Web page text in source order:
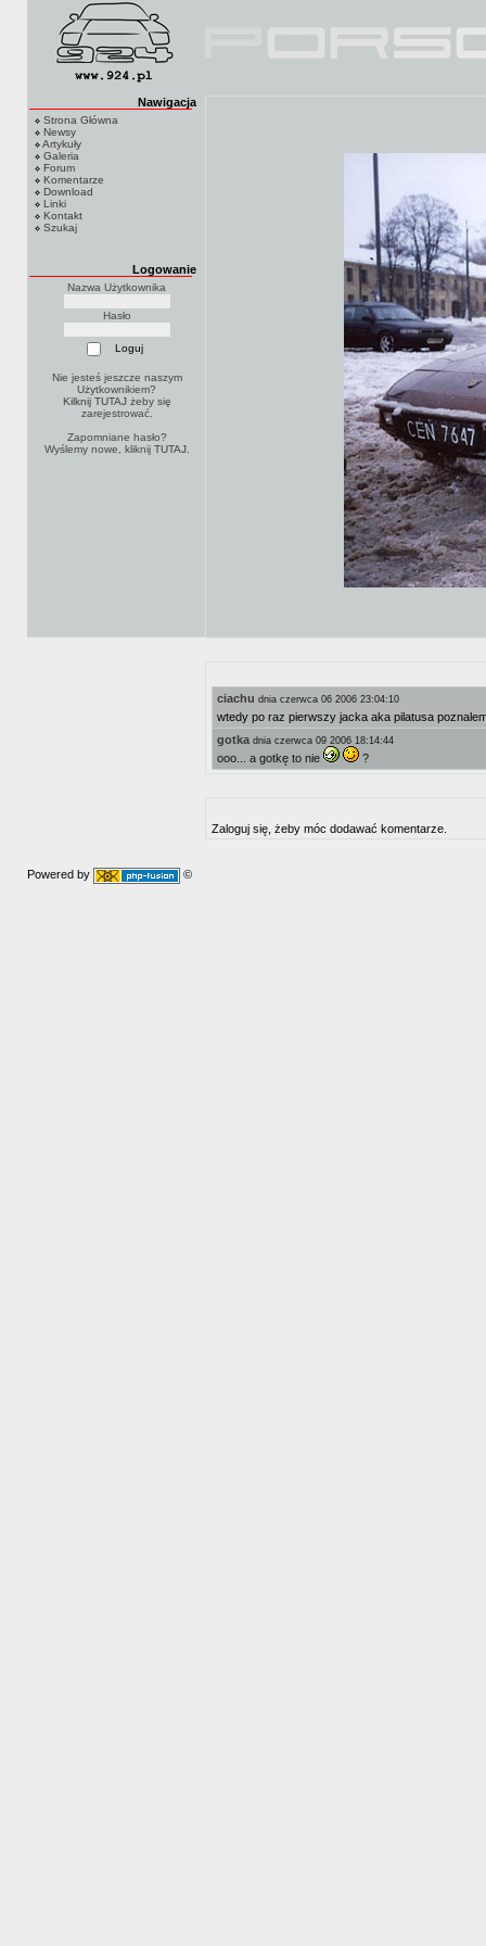
Nawigacja
Strona Główna
Newsy
Artykuły
Galeria
Forum
Komentarze
Download
Linki
Kontakt
Szukaj
Logowanie
Nazwa Użytkownika
Hasło
Nie jesteś jeszcze naszym
Użytkownikiem?
Kilknij TUTAJżeby się
zarejestrować.
Zapomniane hasło?
Wyślemy nowe, kliknij TUTAJ.
ciachu dnia czerwca 06 2006 23:04:10
wtedy po raz pierwszy jacka aka pilatusa
gotka dnia czerwca 09 2006 18:14:44
ooo... a gotkę to nie ?
Zaloguj się, żeby móc dodawać komentarze.
Powered by ©